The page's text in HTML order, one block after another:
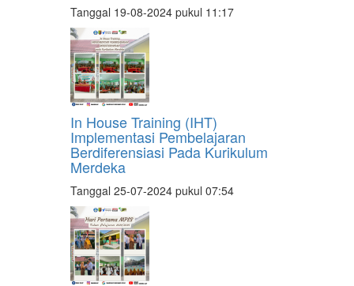
Tanggal 19-08-2024 pukul 11:17
In House Training (IHT)
Implementasi Pembelajaran
Berdiferensiasi Pada Kurikulum
Merdeka
Tanggal 25-07-2024 pukul 07:54